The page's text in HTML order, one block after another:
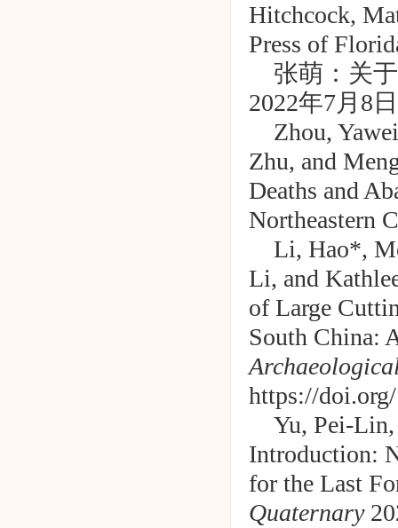
Hitchcock,
Press of
张萌：关
2022年7月 8 日
Zhou,
Zhu, and
Deaths and
Northeastern
Li, Hao*,
Li, and
of Large
South China:
https://
Yu, Pei-
Introduction:
for the Last
Quaternary